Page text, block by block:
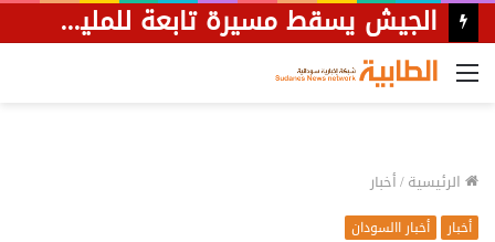
توقيف متهم بحوزته (5) كيلوغرام ذهب بنهر النيل
القائمة
الرئيسية/أخبار
أخبار أخبار االسودان